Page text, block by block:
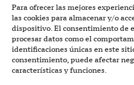
Para ofrecer las mejores
las cookies para almacenar y/o
dispositivo. El consentimiento de
procesar datos como el
identificaciones únicas en este
consentimiento, puede afectar
características y funciones.